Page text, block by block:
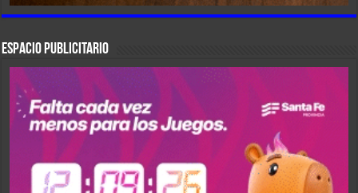
ESPACIO PUBLICITARIO